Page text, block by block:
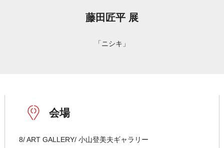
藤田匠平 展
「ニシキ」
会場
8/ ART GALLERY/ 小山登美夫ギャラリー